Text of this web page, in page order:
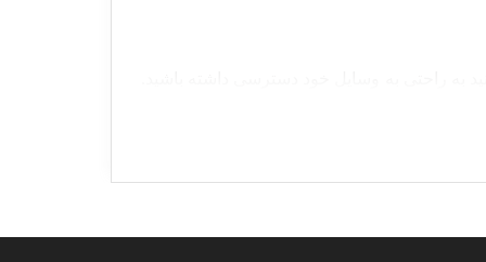
کنند، وزن را به طور مساوی روی شانه تقسیم